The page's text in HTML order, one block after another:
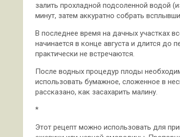
залить прохладной подсоленной водой
минут, затем аккуратно собрать
В последнее время на дачных участках
начинается в конце августа и длится до
практически не встречаются.
После водных процедур плоды
использовать бумажное, сложенное в
рассказано, как засахарить малину.
*
Этот рецепт можно использовать для